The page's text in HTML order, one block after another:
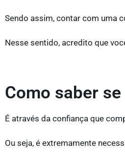
Sendo assim, contar com uma
Nesse sentido, acredito que
Como saber
É através da confiança que
Ou seja, é extremamente